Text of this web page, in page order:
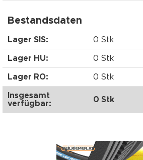
Bestandsdaten
Lager SIS: 0 Stk
Lager HU: 0 Stk
Lager RO: 0 Stk
Insgesamt
verfügbar:
0 Stk